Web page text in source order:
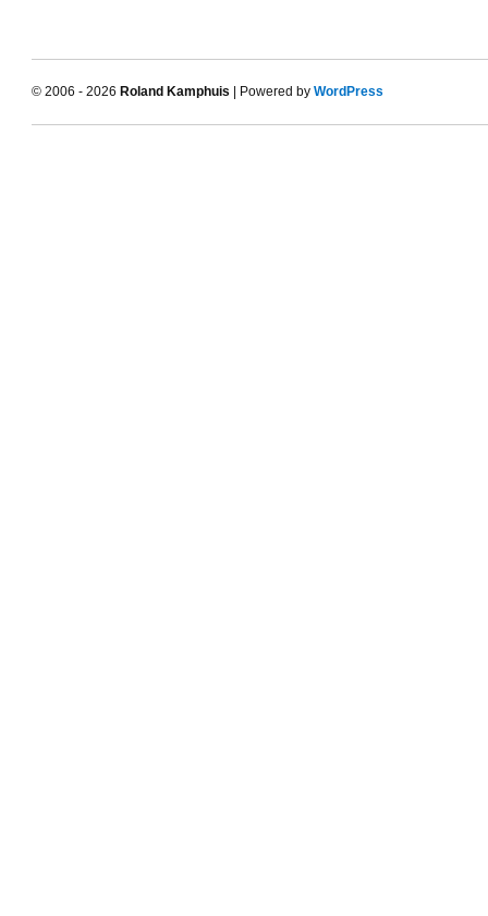
© 2006 - 2026 Roland Kamphuis | Powered by WordPress